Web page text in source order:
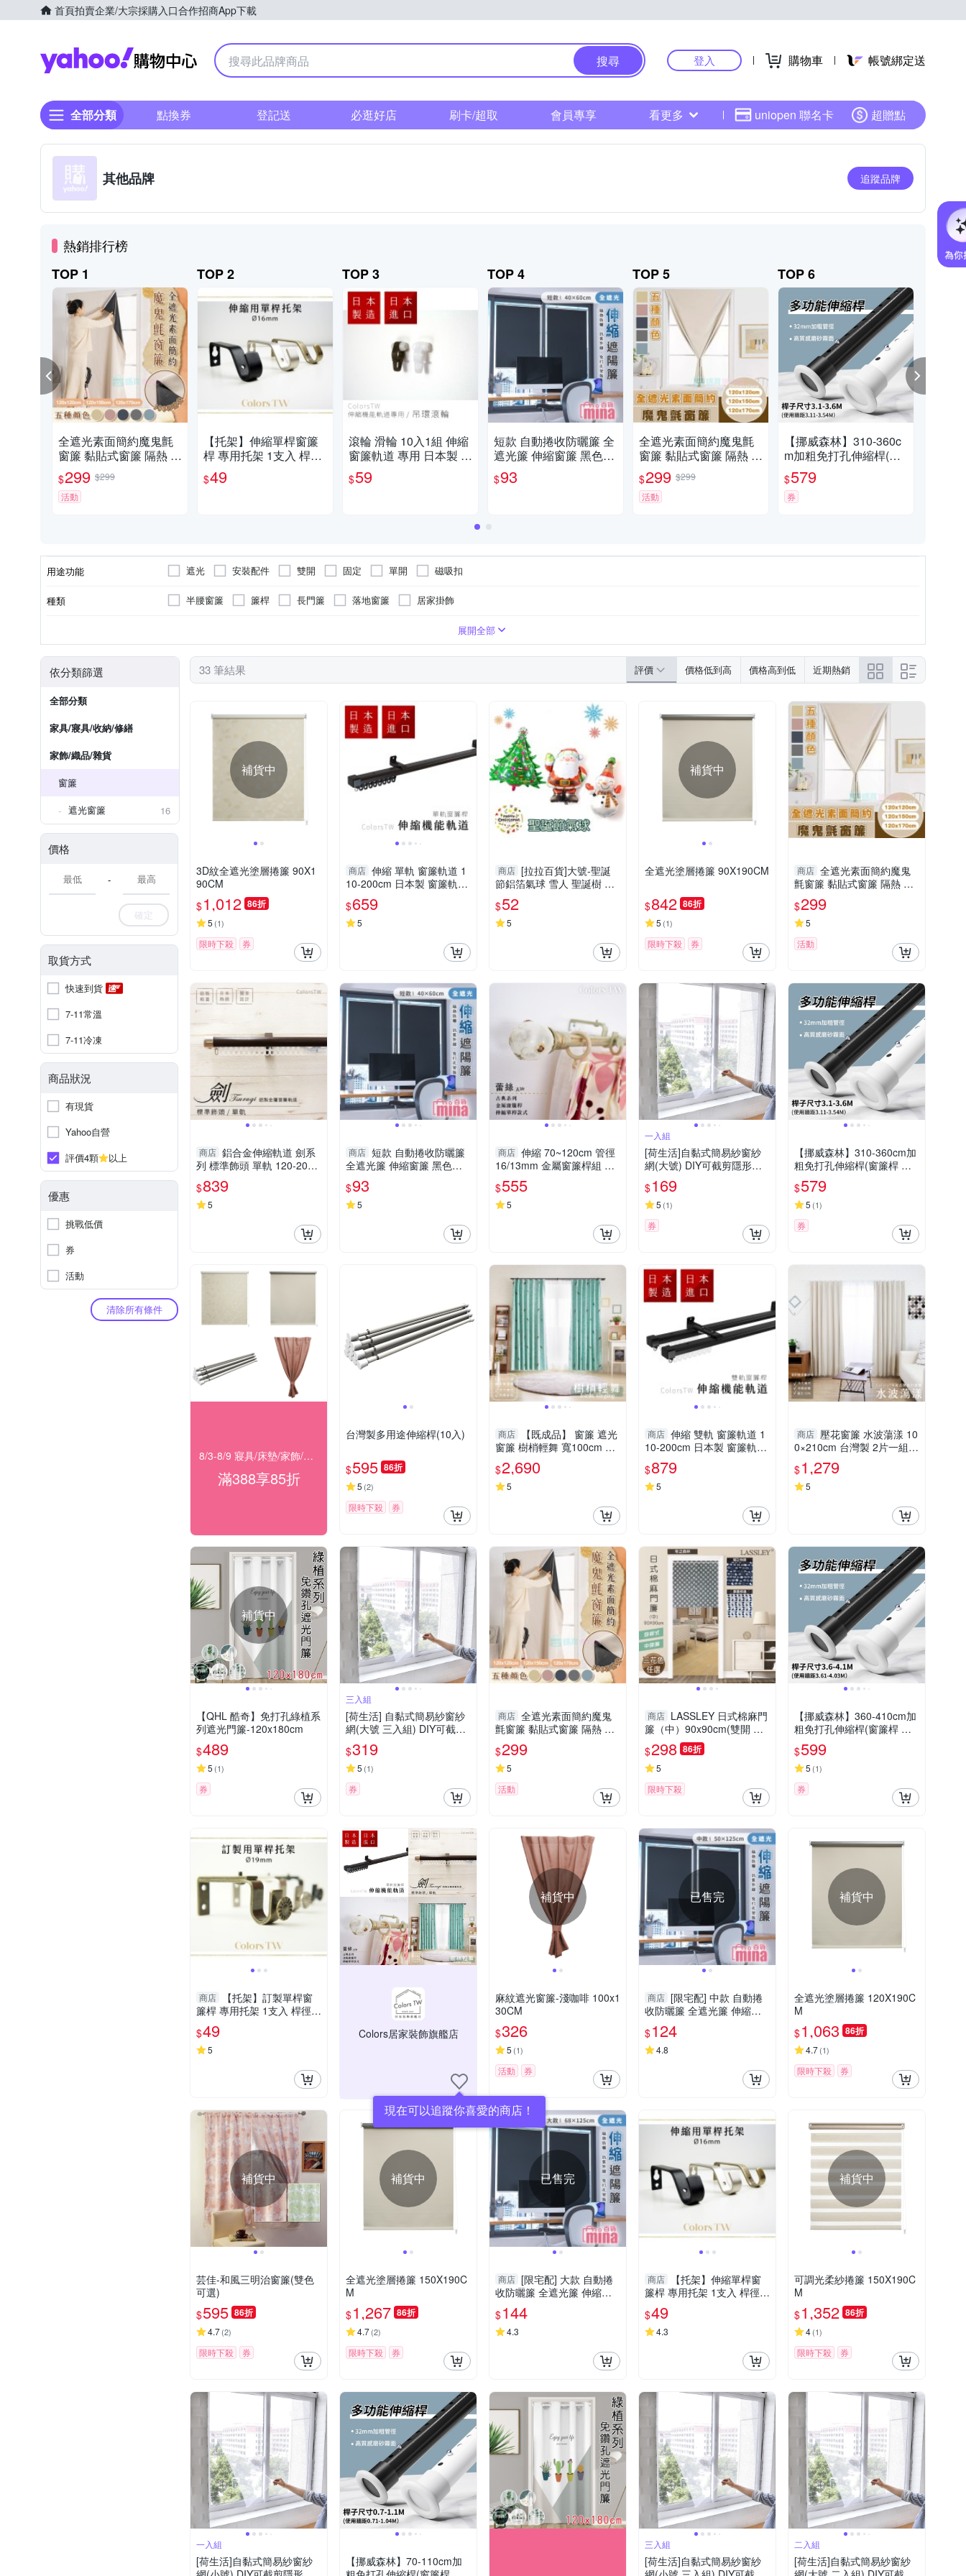
首頁拍賣企業/大宗採購入口合作招商App下載
Yahoo購物中心
搜尋 登入 購物車 帳號綁定送
全部分類 點換券 登記送 必逛好店 刷卡/超取 會員專享 看更多 uniopen 聯名卡 超贈點
其他品牌 追蹤品牌
熱銷排行榜
TOP 1
全遮光素面簡約魔鬼氈
窗簾 黏貼式窗簾 隔熱 遮
光遮陽 窗簾布 門簾 不透
光
$299 $299
活動
TOP 2
【托架】伸縮單桿窗簾
桿 專用托架 1支入 桿徑
對應16mm 配件 五金用
品
$49
TOP 3
滾輪 滑輪 10入1組 伸縮
窗簾軌道 專用 日本製 窗
簾軌道安裝DIY 方型伸
縮窗簾軌道 窗簾伸縮桿
$59
TOP 4
短款 自動捲收防曬簾 全
遮光簾 伸縮窗簾 黑色窗
簾 吸盤固定 防曬簾 西曬
【F0767】
$93
TOP 5
全遮光素面簡約魔鬼氈
窗簾 黏貼式窗簾 隔熱 遮
光遮陽 窗簾布 門簾 不透
光
$299 $299
活動
TOP 6
【挪威森林】310-360c
m加粗免打孔伸縮桿(窗
簾桿 晾衣桿 曬衣桿 浴簾
桿 門簾桿 掛衣架)
$579
券
用途功能 遮光 安裝配件 雙開 固定 單開 磁吸扣
種類 半腰窗簾 簾桿 長門簾 落地窗簾 居家掛飾
展開全部
依分類篩選
全部分類
家具/寢具/收納/修繕
家飾/織品/雜貨
窗簾
遮光窗簾
16
價格
-
確定
取貨方式
快速到貨
7-11常溫
7-11冷凍
商品狀況
有現貨
Yahoo自營
評價4顆
以上
優惠
挑戰低價
券
活動
清除所有條件
33 筆結果 評價 價格低到高 價格高到低 近期熱銷
補貨中
3D紋全遮光塗層捲簾 90X1
90CM
$1,012 86折
5 (1)
限時下殺 券
商店 伸縮 單軌 窗簾軌道 1
10-200cm 日本製 窗簾軌道
安裝DIY 方型伸縮窗簾軌道
窗簾伸縮桿 窗簾軌道滑輪
$659
5
商店 [拉拉百貨]大號-聖誕
節鋁箔氣球 雪人 聖誕樹 聖
誕老公公 耶誕氣球 裝飾 佈
置 禮物
$52
5
補貨中
全遮光塗層捲簾 90X190CM
$842 86折
5 (1)
限時下殺 券
商店 全遮光素面簡約魔鬼
氈窗簾 黏貼式窗簾 隔熱 遮
光遮陽 窗簾布 門簾 不透光
$299
5
活動
商店 鋁合金伸縮軌道 劍系
列 標準飾頭 單軌 120-200c
m 造型窗簾軌道DIY 遮光窗
簾專用軌道
$839
5
商店 短款 自動捲收防曬簾
全遮光簾 伸縮窗簾 黑色窗
簾 吸盤固定 防曬簾 西曬
【F0767】
$93
5
商店 伸縮 70~120cm 管徑
16/13mm 金屬窗簾桿組 蕾
絲 單桿 巴洛克風 台灣製 Co
lors tw 室內裝潢
$555
5
一入組
[荷生活]自黏式簡易紗窗紗
網(大號) DIY可截剪隱形紗
窗 附魔術貼
$169
5 (1)
券
【挪威森林】310-360cm加
粗免打孔伸縮桿(窗簾桿 晾
衣桿 曬衣桿 浴簾桿 門簾桿
掛衣架)
$579
5 (1)
券
8/3-8/9 寢具/床墊/家飾/開運 滿388享85折
滿388享85折
台灣製多用途伸縮桿(10入)
$595 86折
5 (2)
限時下殺 券
商店
【既成品】 窗簾 遮光
窗簾 樹梢輕舞 寬100cm 高
210cm 2片1組 台灣製 可水
洗 ※免運商品※
$2,690
5
商店 伸縮 雙軌 窗簾軌道 1
10-200cm 日本製 窗簾軌道
安裝DIY 方型伸縮窗簾軌道
窗簾伸縮桿 窗簾軌道滑輪
$879
5
商店 壓花窗簾 水波蕩漾 10
0×210cm 台灣製 2片一組
一級遮光 可水洗 熱銷經典
款 兩倍抓皺
$1,279
5
補貨中
【QHL 酷奇】免打孔綠植系
列遮光門簾-120x180cm
$489
5 (1)
券
三入組
[荷生活] 自黏式簡易紗窗紗
網(大號 三入組) DIY可截剪
隱形紗窗 附魔術貼
$319
5 (1)
券
商店 全遮光素面簡約魔鬼
氈窗簾 黏貼式窗簾 隔熱 遮
光遮陽 窗簾布 門簾 不透光
$299
5
活動
商店 LASSLEY 日式棉麻門
簾（中）90x90cm(雙開 布
簾)
$298 86折
5
限時下殺
【挪威森林】360-410cm加
粗免打孔伸縮桿(窗簾桿 晾
衣桿 曬衣桿 浴簾桿 門簾桿
掛衣架)
$599
5 (1)
券
商店
【托架】訂製單桿窗
簾桿 專用托架 1支入 桿徑對
應 19mm 配件 五金用品
$49
5
Colors居家裝飾旗艦店
現在可以追蹤你喜愛的商店！
補貨中
麻紋遮光窗簾-淺咖啡 100x1
30CM
$326
5 (1)
活動 券
已售完
商店 [限宅配] 中款 自動捲
收防曬簾 全遮光簾 伸縮窗
簾 黑色窗簾 吸盤固定 免釘
牆【F0767】
$124
4.8
補貨中
全遮光塗層捲簾 120X190C
M
$1,063 86折
4.7(1)
限時下殺 券
補貨中
芸佳-和風三明治窗簾(雙色
可選)
$595 86折
4.7(2)
限時下殺 券
補貨中
全遮光塗層捲簾 150X190C
M
$1,267 86折
4.7(2)
限時下殺 券
已售完
商店 [限宅配] 大款 自動捲
收防曬簾 全遮光簾 伸縮窗
簾 黑色窗簾 吸盤固定 免釘
牆【F0767】
$144
4.3
商店
【托架】伸縮單桿窗
簾桿 專用托架 1支入 桿徑對
應16mm 配件 五金用品
$49
4.3
補貨中
可調光柔紗捲簾 150X190C
M
$1,352 86折
4(1)
限時下殺 券
一入組
[荷生活]自黏式簡易紗窗紗
【挪威森林】70-110cm加
三入組
[荷生活]自黏式簡易紗窗紗
二入組
[荷生活]自黏式簡易紗窗紗